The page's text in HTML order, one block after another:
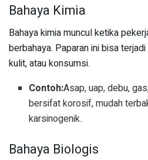
Bahaya Kimia
Bahaya kimia muncul ketika
berbahaya. Paparan ini bisa
kulit, atau konsumsi.
Contoh:Asap, uap, debu,
bersifat korosif, mudah
karsinogenik.
Bahaya Biologis